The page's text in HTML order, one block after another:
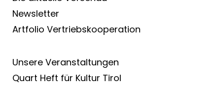
Newsletter
Artfolio Vertriebs­kooperation
Unsere Veranstaltungen
Quart Heft für Kultur Tirol